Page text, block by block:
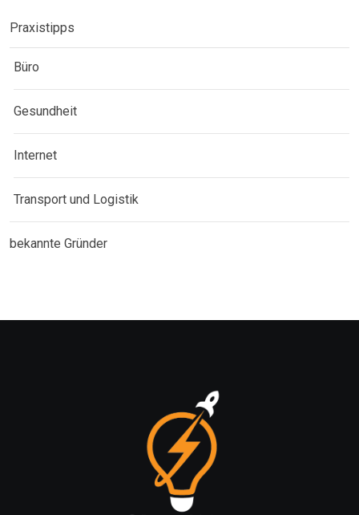
Praxistipps
Büro
Gesundheit
Internet
Transport und Logistik
bekannte Gründer